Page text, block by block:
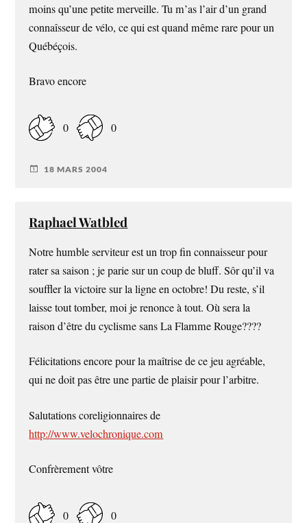
moins qu’une petite merveille. Tu m’as l’air d’un grand
connaîsseur de vélo, ce qui est quand même rare pour un
Québéçois.
Bravo encore
0 0
18 MARS 2004
Raphael Watbled
Notre humble serviteur est un trop fin connaisseur pour
rater sa saison ; je parie sur un coup de bluff. Sôr qu’il va
souffler la victoire sur la ligne en octobre! Du reste, s’il
laisse tout tomber, moi je renonce à tout. Où sera la
raison d’être du cyclisme sans La Flamme Rouge????
Félicitations encore pour la maîtrise de ce jeu agréable,
qui ne doit pas être une partie de plaisir pour l’arbitre.
Salutations coreligionnaires de
http://www.velochronique.com
Confrèrement vôtre
0 0